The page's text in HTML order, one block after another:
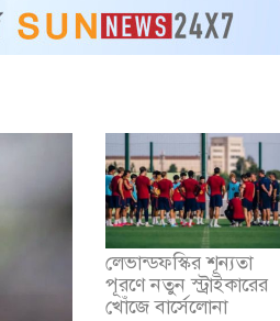
লেভান্ডফস্কির শূন্যতা
পূরণে নতুন স্ট্রাইকারের
খোঁজে বার্সেলোনা